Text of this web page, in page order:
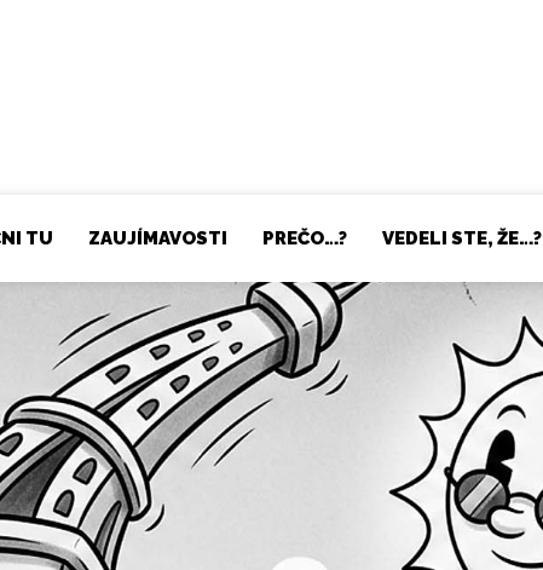
TU ZAUJÍMAVOSTI PREČO…? VEDELI STE, ŽE…?